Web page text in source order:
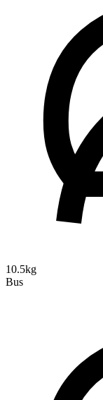
10.5kg
Bus